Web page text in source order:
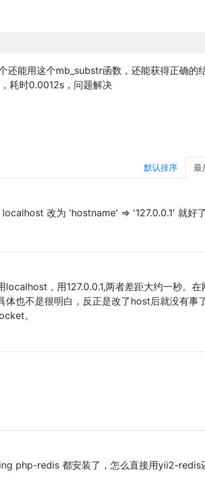
还能用这个mb_substr函数，还能获得正确的
耗时0.0012s，问题解决
默认排序 最
改为 'hostname' => '127.0.0.1' 就好
，用127.0.0.1,两者差距大约一秒。在
也不是很明白，反正是改了host后就没有事
。
php-redis 都安装了，怎么直接用yii2-redis